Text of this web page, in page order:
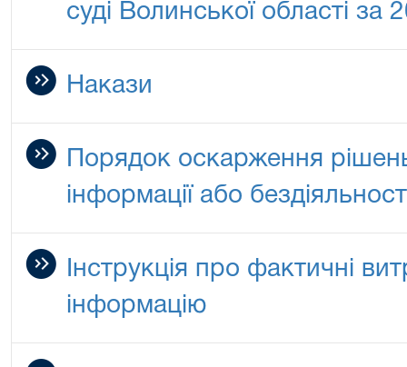
суді Волинської області за
Накази
Порядок оскарження
інформації або
Інструкція про фактичні
інформацію